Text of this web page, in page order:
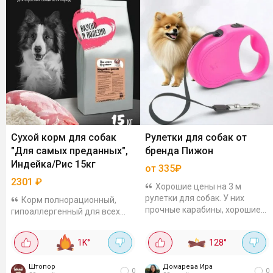
Сухой корм для собак
"Для самых преданных",
Индейка/Рис 15кг
2301 ₽
Корм полнорационный,
гипоаллергенный для всех
усваиваются, состав
сбалансированный: мясо,
по отзывам все хорошо
1K°
Штопор
0
Рулетки для собак от
бренда Пижон
от 335₽
Хорошие цены на 3 м
рулетки для собак. У них
прочные карабины, хорошие
подбирай под свой вкус:
Зарница чёрно-синяя за 367₽
Фантазия за 393₽ ...
128°
Домарева Ира
0